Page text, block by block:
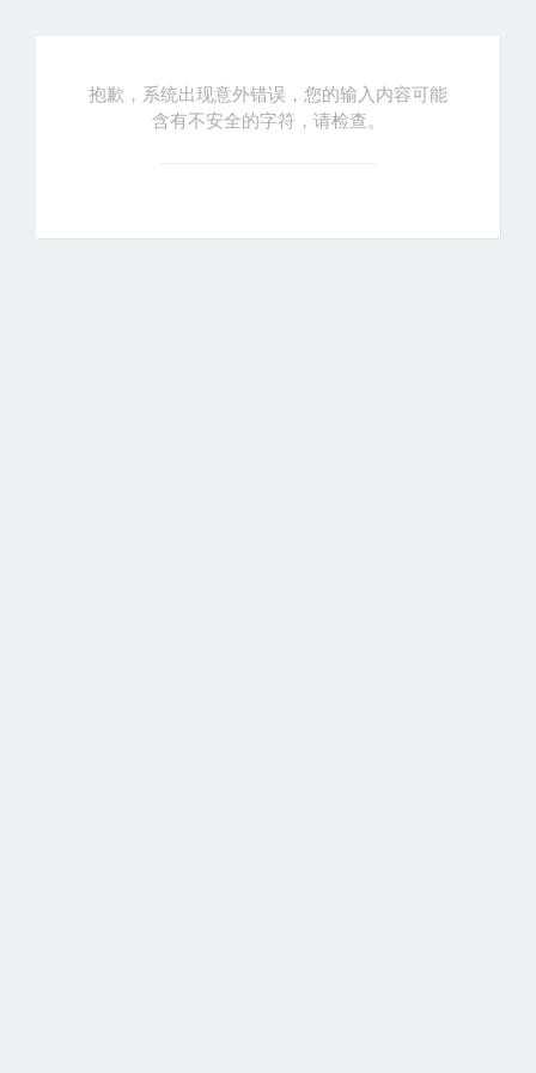
抱歉，系统出现意外错误，您的输入内容可能
含有不安全的字符，请检查。